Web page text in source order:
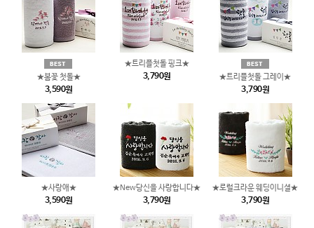
★봄꽃 첫돌★
3,590원
★트리플첫돌 핑크★
3,790원 ★트리플첫돌 그레이★
3,790원
★사랑애★
3,590원
★New당신을 사랑합니다★
3,790원
★로럴크라운 웨딩이니셜★
3,790원